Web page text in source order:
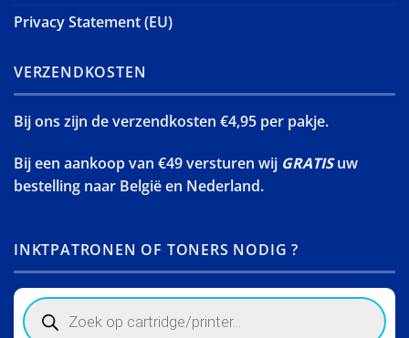
Privacy Statement (EU)
VERZENDKOSTEN
Bij ons zijn de verzendkosten €4,95 per pakje.
Bij een aankoop van €49 versturen wij GRATISuw
bestelling naar België en Nederland.
INKTPATRONEN OF TONERS NODIG ?
Products
search